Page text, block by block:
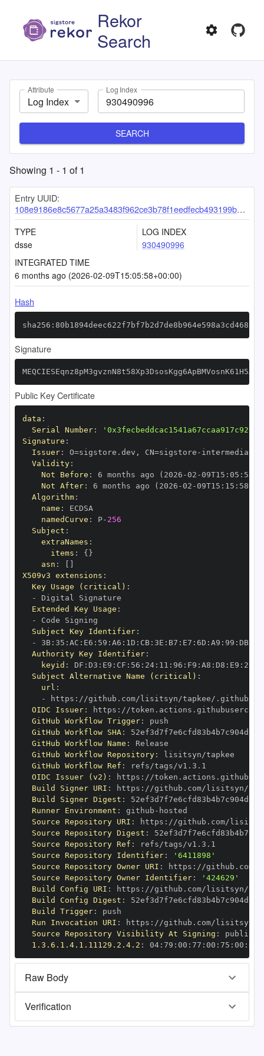
Rekor
Search
Attribute
Log Index
Log Index
SEARCH
Showing 1 - 1 of1
Entry UUID:
108e9186e8c5677a25a3483f962ce3b78f1eedfecb493199b31e84712305e30a5b18a11bc94e58e3
TYPE
dsse
LOG INDEX
930490996
INTEGRATED TIME
6 months ago (2026-02-09T15:05:58+00:00)
Hash
Signature
Public Key Certificate
data :
Serial Number:
Signature :
Issuer: O=sigstore.dev , CN=sigstore -
Validity:
Not Before : 6 months ago (2026 -02 -09T15 : 05 :
Not After: 6 months ago (2026 -02 -09T15 : 15 : 58+00
Algorithm:
name :
namedCurve : P- 256
Subject :
extraNames :
items : { }
asn :
X509v3 extensions :
Key Usage (critical) :
-
Extended Key Usage :
-
Subject Key Identifier:
-
3B: 35 : AC : E6 : 59 : A6 : 1D : CB: 3E : B7 : E7 : 6D : A9 : 99 : DB:
Authority Key Identifier:
keyid : DF : D3 : E9 : CF : 56 : 24: 11 : 96 : F9 : A8 : D8 : E9 : 28
Subject Alternative Name (critical) :
url :
-
https :
OIDC Issuer: https :
GitHub Workflow Trigger:
GitHub Workflow SHA:
GitHub Workflow Name :
GitHub Workflow Repository:
GitHub Workflow Ref :
OIDC Issuer (v2) : https :
Build Signer URI : https :
Build Signer Digest :
Runner Environment : github -
Source Repository URI : https :
Source Repository Digest :
Source Repository Ref :
Source Repository Identifier:
'6411898'
Source Repository Owner URI : https :
Source Repository Owner Identifier:
'424629'
Build Config URI : https :
Build Config Digest :
Build Trigger:
Run Invocation URI : https :
Source Repository Visibility At Signing :
1.3.6.1.4.1.11129.2.4.2 : 04: 79 : 00 : 77 : 00 : 75 : 00 : dd
Raw Body
Verification